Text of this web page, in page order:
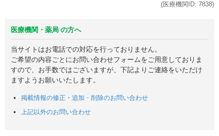
(医療機関ID: 7838)
医療機関・薬局 の方へ
当サイトはお電話での対応を行っておりません。
ご希望の内容ごとにお問い合わせフォームをご用意しておりま
すので、お手数ではございますが、下記よりご連絡をいただけ
ますようお願いいたします。
掲載情報の修正・追加・削除のお問い合わせ
上記以外のお問い合わせ